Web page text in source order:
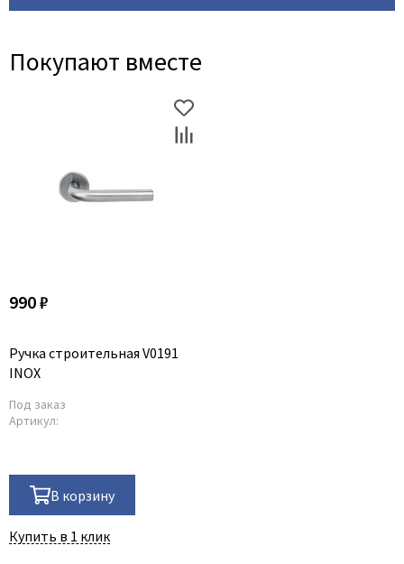
Покупают вместе
990 ₽
Ручка строительная V0191
INOX
Под заказ
Артикул:
В корзину
Купить в 1 клик